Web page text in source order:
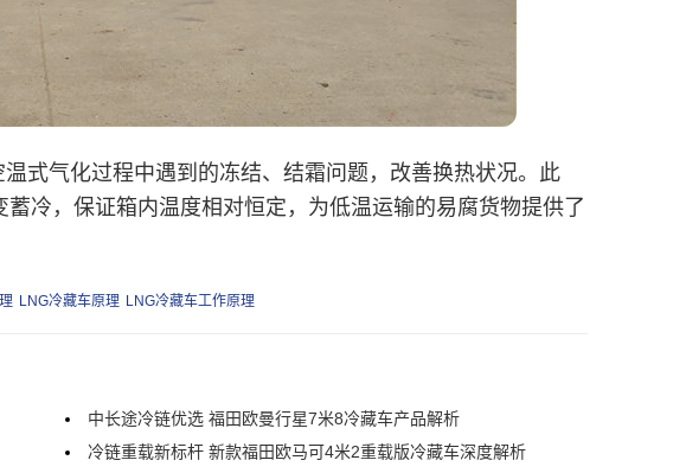
式气化过程中遇到的冻结、结霜问题，改善换热状况。此
冷，保证箱内温度相对恒定，为低温运输的易腐货物提供了
LNG冷藏车原理 LNG冷藏车工作原理
中长途冷链优选 福田欧曼行星7米8冷藏车产品解析
冷链重载新标杆 新款福田欧马可4米2重载版冷藏车深度解析